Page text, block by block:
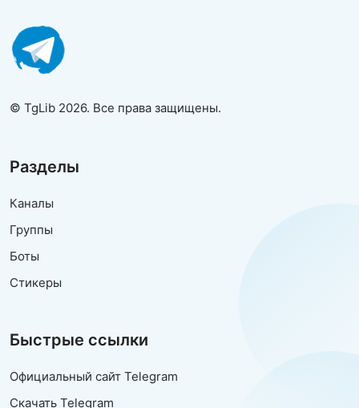
© TgLib 2026. Все права защищены.
Разделы
Каналы
Группы
Боты
Стикеры
Быстрые ссылки
Официальный сайт Telegram
Скачать Telegram